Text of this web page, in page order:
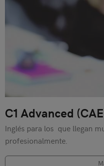
C1 Advanced
Inglés para los que llegan
profesionalmente.